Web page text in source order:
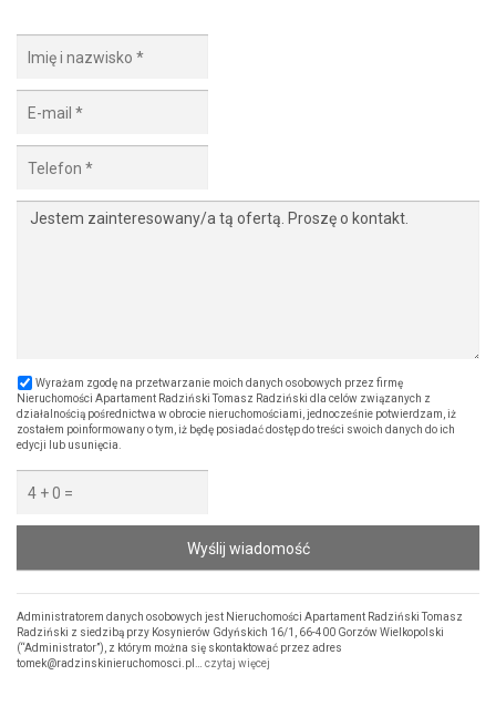
Wyrażam zgodę na przetwarzanie moich danych osobowych przez firmę
Nieruchomości Apartament Radziński Tomasz Radziński dla celów związanych z
działalnością pośrednictwa w obrocie nieruchomościami, jednocześnie potwierdzam, iż
zostałem poinformowany o tym, iż będę posiadać dostęp do treści swoich danych do ich
edycji lub usunięcia.
Wyślij wiadomość
Administratorem danych osobowych jest Nieruchomości Apartament Radziński Tomasz
Radziński z siedzibą przy Kosynierów Gdyńskich 16/1, 66-400 Gorzów Wielkopolski
(“Administrator”), z którym można się skontaktować przez adres
tomek@radzinskinieruchomosci.pl… czytaj więcej